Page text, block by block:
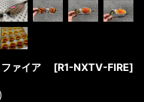
ファイア [R1-NXTV-FIRE]